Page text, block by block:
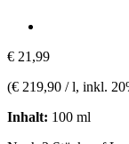
€ 21,99
(€ 219,90 / l, inkl.
Inhalt: 100 ml